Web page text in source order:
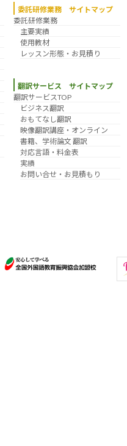
委託研修業務 サイトマップ
委託研修業務
主要実績
使用教材
レッスン形態・お見積り
翻訳サービス サイトマップ
翻訳サービスTOP
ビジネス翻訳
おもてなし翻訳
映像翻訳講座・オンライン
書籍、学術論文 翻訳
対応言語・料金表
実績
お問い合せ・お見積もり